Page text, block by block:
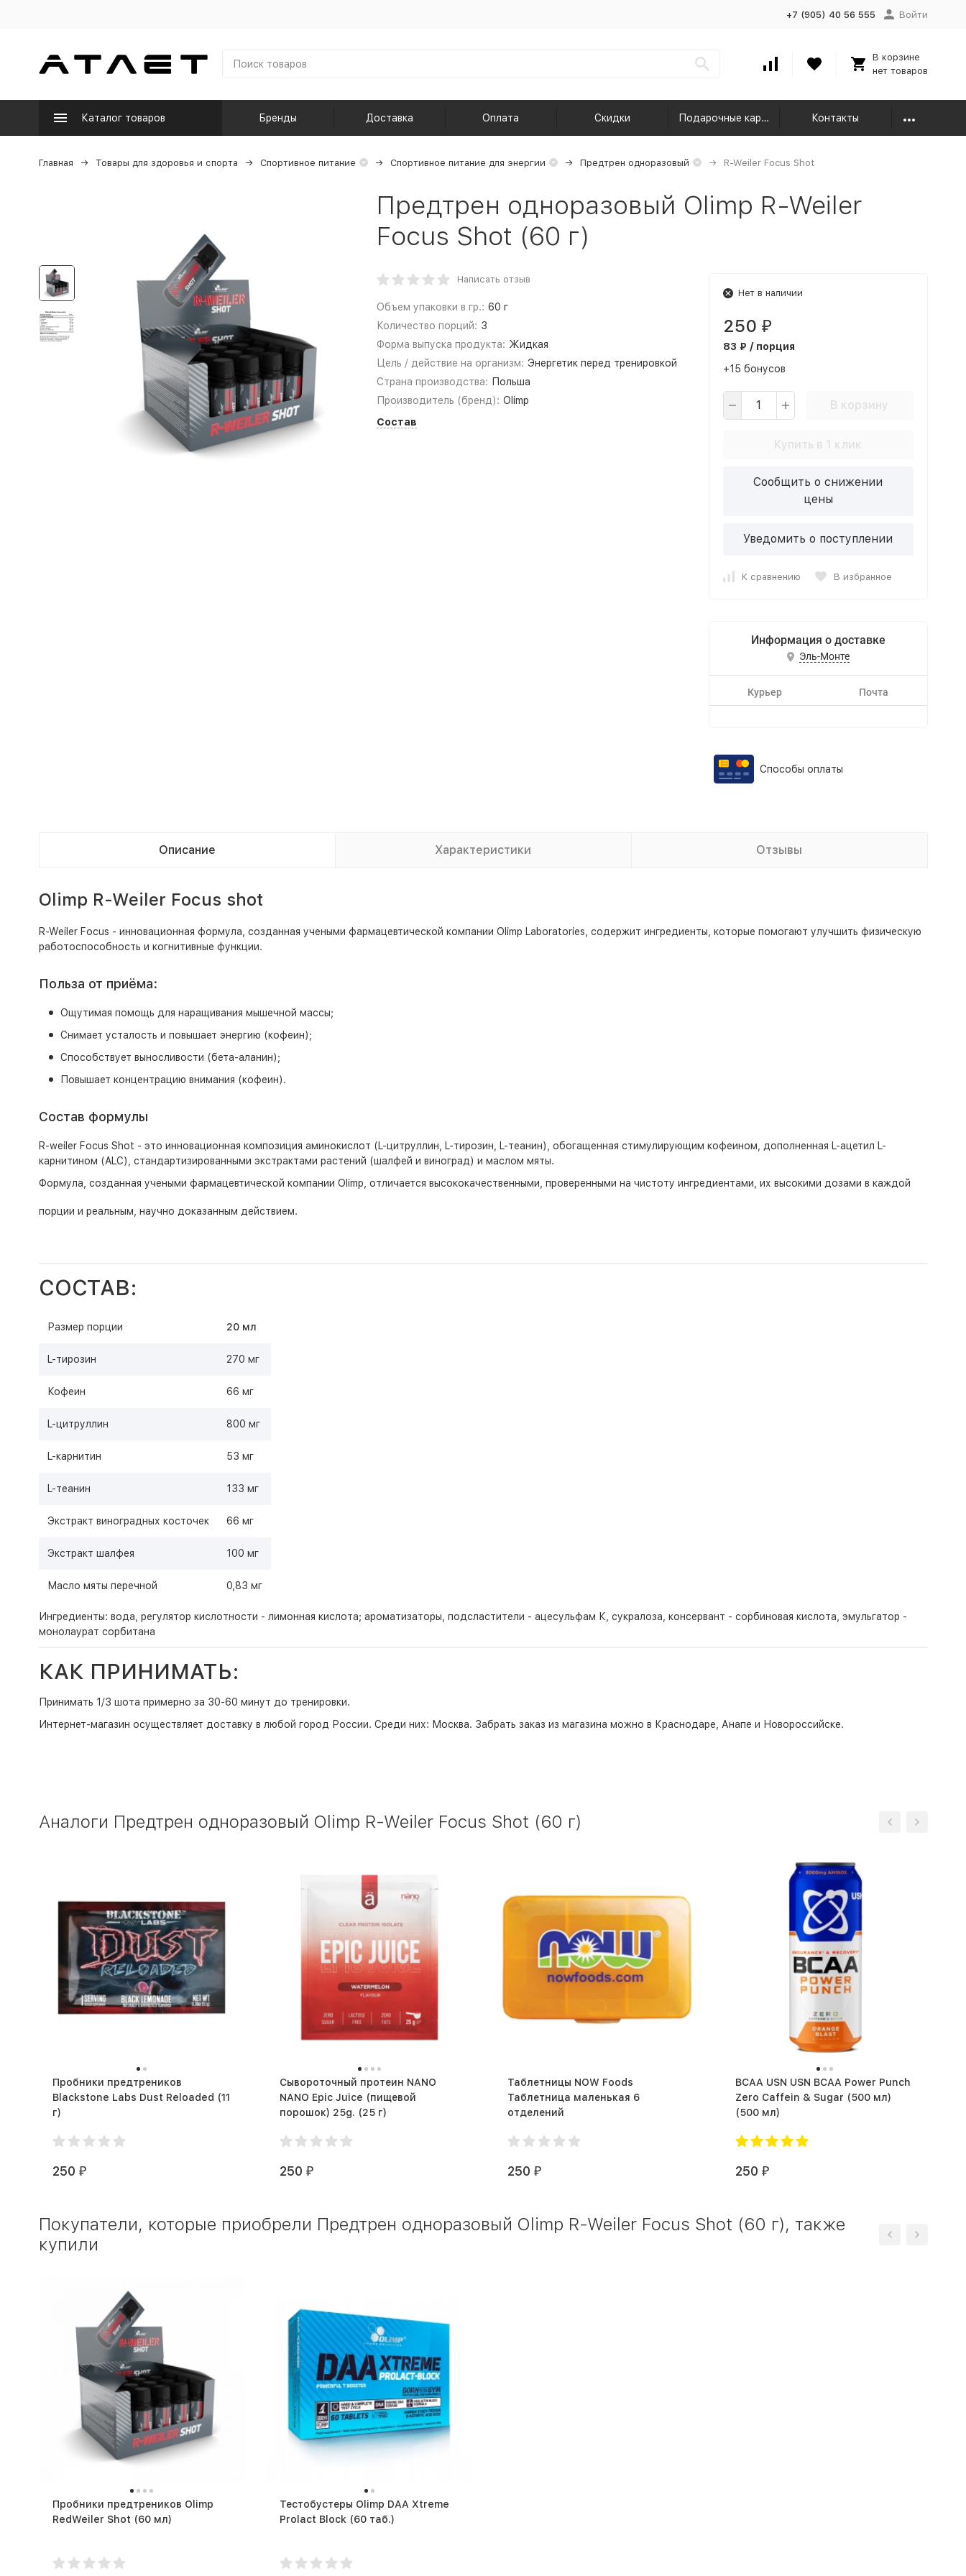
+7 (905) 40 56 555 Войти
В корзине
нет товаров
Каталог товаров Бренды Доставка Оплата Скидки Подарочные карты Контакты
Главная Товары для здоровья и спорта Спортивное питание Спортивное питание для энергии Предтрен одноразовый R-Weiler Focus Shot
Предтрен одноразовый Olimp R-Weiler
Focus Shot (60 г)
Написать отзыв
Объем упаковки в гр.: 60 г
Количество порций: 3
Форма выпуска продукта: Жидкая
Цель / действие на организм: Энергетик перед тренировкой
Страна производства: Польша
Производитель (бренд): Olimp
Состав
Нет в наличии
250 ₽
83 ₽ / порция
+15 бонусов
В корзину
Купить в 1 клик
Сообщить о снижении
цены
Уведомить о поступлении
К сравнению В избранное
Информация о доставке
Эль-Монте
Курьер Почта
Способы оплаты
Описание Характеристики Отзывы
Olimp R-Weiler Focus shot
R-Weiler Focus - инновационная формула, созданная учеными фармацевтической компании Olimp Laboratories, содержит ингредиенты, которые помогают улучшить физическую
работоспособность и когнитивные функции.
Польза от приёма:
Ощутимая помощь для наращивания мышечной массы;
Снимает усталость и повышает энергию (кофеин);
Способствует выносливости (бета-аланин);
Повышает концентрацию внимания (кофеин).
Состав формулы
R-weiler Focus Shot - это инновационная композиция аминокислот (L-цитруллин, L-тирозин, L-теанин), обогащенная стимулирующим кофеином, дополненная L-ацетил L-
карнитином (ALC), стандартизированными экстрактами растений (шалфей и виноград) и маслом мяты.
Формула, созданная учеными фармацевтической компании Olimp, отличается высококачественными, проверенными на чистоту ингредиентами, их высокими дозами в каждой
порции и реальным, научно доказанным действием.
СОСТАВ:
Размер порции 20 мл
L-тирозин 270 мг
Кофеин 66 мг
L-цитруллин 800 мг
L-карнитин 53 мг
L-теанин 133 мг
Экстракт виноградных косточек 66 мг
Экстракт шалфея 100 мг
Масло мяты перечной 0,83 мг
Ингредиенты: вода, регулятор кислотности - лимонная кислота; ароматизаторы, подсластители - ацесульфам К, сукралоза, консервант - сорбиновая кислота, эмульгатор -
монолаурат сорбитана
КАК ПРИНИМАТЬ:
Принимать 1/3 шота примерно за 30-60 минут до тренировки.
Интернет-магазин осуществляет доставку в любой город России. Среди них: Москва. Забрать заказ из магазина можно в Краснодаре, Анапе и Новороссийске.
Аналоги Предтрен одноразовый Olimp R-Weiler Focus Shot (60 г)
Пробники предтреников
Blackstone Labs Dust Reloaded (11
г)
250 ₽
Сывороточный протеин NANO
NANO Epic Juice (пищевой
порошок) 25g. (25 г)
250 ₽
Таблетницы NOW Foods
Таблетница маленькая 6
отделений
250 ₽
BCAA USN USN BCAA Power Punch
Zero Caffein & Sugar (500 мл)
(500 мл)
250 ₽
Покупатели, которые приобрели Предтрен одноразовый Olimp R-Weiler Focus Shot (60 г), также
купили
Пробники предтреников Olimp
RedWeiler Shot (60 мл)
Тестобустеры Olimp DAA Xtreme
Prolact Block (60 таб.)